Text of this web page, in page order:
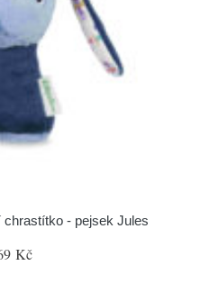
chrastítko - pejsek Jules
Kč